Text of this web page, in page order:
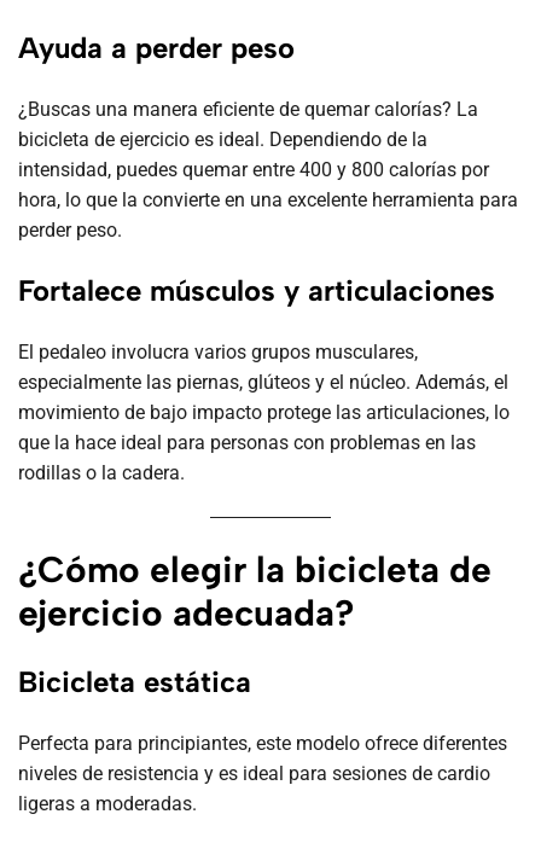
Ayuda a perder peso
¿Buscas una manera eficiente de quemar calorías? La
bicicleta de ejercicio es ideal. Dependiendo de la
intensidad, puedes quemar entre 400 y 800 calorías por
hora, lo que la convierte en una excelente herramienta para
perder peso.
Fortalece músculos y articulaciones
El pedaleo involucra varios grupos musculares,
especialmente las piernas, glúteos y el núcleo. Además, el
movimiento de bajo impacto protege las articulaciones, lo
que la hace ideal para personas con problemas en las
rodillas o la cadera.
¿Cómo elegir la bicicleta de
ejercicio adecuada?
Bicicleta estática
Perfecta para principiantes, este modelo ofrece diferentes
niveles de resistencia y es ideal para sesiones de cardio
ligeras a moderadas.